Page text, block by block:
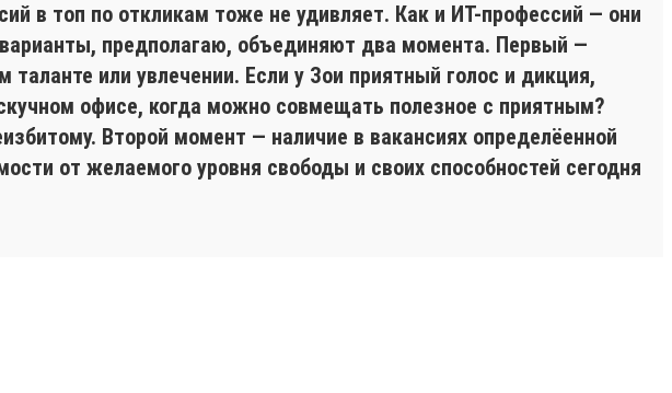
в топ по откликам тоже не удивляет. Как и ИТ-профессий — они
предполагаю, объединяют два момента. Первый —
или увлечении. Если у Зои приятный голос и дикция,
офисе, когда можно совмещать полезное с приятным?
Второй момент — наличие в вакансиях определёенной
от желаемого уровня свободы и своих способностей сегодня